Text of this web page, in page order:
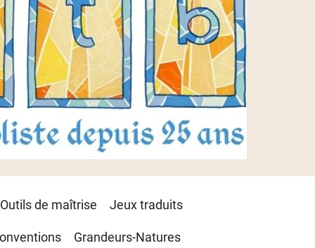
Outils de maîtrise Jeux traduits
Grandeurs-Natures